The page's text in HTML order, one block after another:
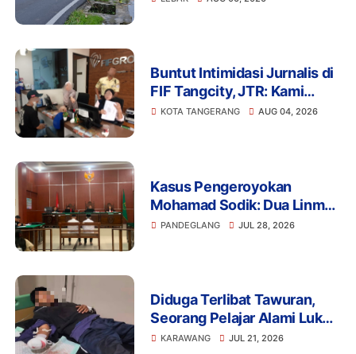
Buntut Intimidasi Jurnalis di
FIF Tangcity, JTR: Kami
Tidak Akan Tinggal Diam!
KOTA TANGERANG AUG 04, 2026
Kasus Pengeroyokan
Mohamad Sodik: Dua Linmas
Pandeglang Diganjar 5 Bulan
PANDEGLANG JUL 28, 2026
Diduga Terlibat Tawuran,
Seorang Pelajar Alami Luka
Berat di Klari, Polisi Lakukan
KARAWANG JUL 21, 2026